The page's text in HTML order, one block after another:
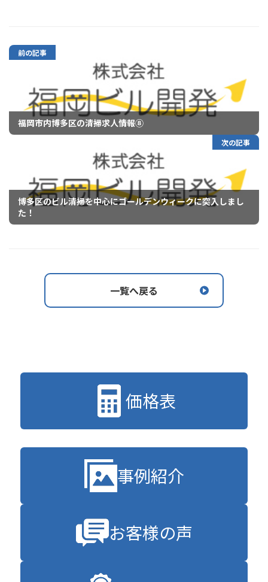
前の記事
福岡市内博多区の清掃求人情報⑧
次の記事
博多区のビル清掃を中心にゴールデンウィークに突入しまし
た！
一覧へ戻る
価格表
事例紹介
お客様の声